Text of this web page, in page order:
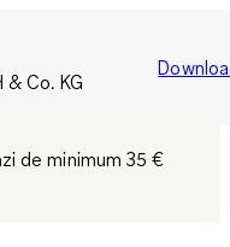
Co. KG
de minimum 35 €